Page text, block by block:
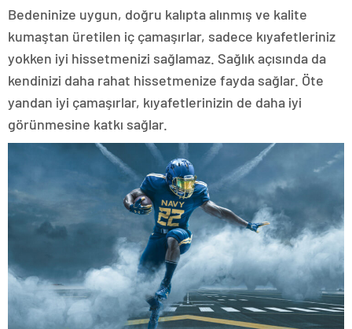
Bedeninize uygun, doğru kalıpta alınmış ve kalite
kumaştan üretilen iç çamaşırlar, sadece kıyafetleriniz
yokken iyi hissetmenizi sağlamaz. Sağlık açısında da
kendinizi daha rahat hissetmenize fayda sağlar. Öte
yandan iyi çamaşırlar, kıyafetlerinizin de daha iyi
görünmesine katkı sağlar.